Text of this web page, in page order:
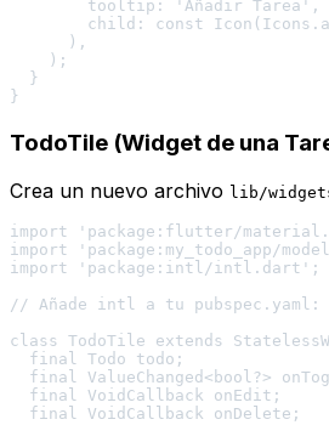
        tooltip: 'Añadir Tarea',
child: const
      ),
    );
  }
TodoTile (Widget de una
Crea un nuevo archivo lib/
import 'package:flutter/
import 'package:my_todo_app/
import 'package:intl/intl.dart';
// Añade intl a tu
class TodoTile extends
  final Todo todo;
final ValueChanged<bool?>
  final VoidCallback onEdit;
  final VoidCallback onDelete;